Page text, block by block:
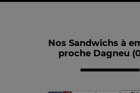
Nos Sandwichs à
proche Dagneu